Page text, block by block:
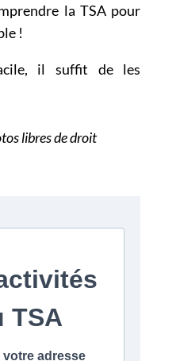
la TSA pour
!
il suffit de les
libres de droit